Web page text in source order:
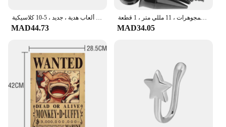
باونتي قطعة واحدة شخصية أنيمي ، لوفي ، مطلوب ، ملصقات غرف الأطفال ، ديكورات جدارية ، لوحات ألعاب هدية ، جديد ، 5-10 كلاسيكية
MAD44.73
الجراحية الفولاذ المقاوم للصدأ الأذن نقالة عدة ، ثقب الأقراط ، مقاييس المتوسع ، اللحم نفق هيئة المجوهرات ، 11 مللي متر ، 1 قطعة
MAD34.05